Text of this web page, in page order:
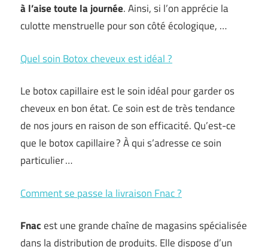
à l’aise toute la journée. Ainsi, si l’on apprécie la
culotte menstruelle pour son côté écologique, …
Quel soin Botox cheveux est idéal ?
Le botox capillaire est le soin idéal pour garder os
cheveux en bon état. Ce soin est de très tendance
de nos jours en raison de son efficacité. Qu’est-ce
que le botox capillaire ? À qui s’adresse ce soin
particulier …
Comment se passe la livraison Fnac ?
Fnacest une grande chaîne de magasins spécialisée
dans la distribution de produits. Elle dispose d’un